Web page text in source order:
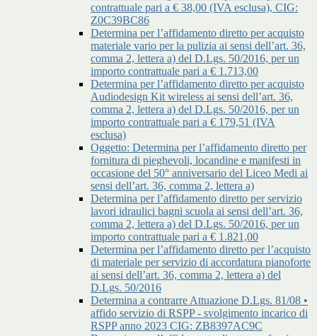
contrattuale pari a € 38,00 (IVA esclusa), CIG:
Z0C39BC86
Determina per l’affidamento diretto per acquisto
materiale vario per la pulizia ai sensi dell’art. 36,
comma 2, lettera a) del D.Lgs. 50/2016, per un
importo contrattuale pari a € 1.713,00
Determina per l’affidamento diretto per acquisto
Audiodesign Kit wireless ai sensi dell’art. 36,
comma 2, lettera a) del D.Lgs. 50/2016, per un
importo contrattuale pari a € 179,51 (IVA
esclusa)
Oggetto: Determina per l’affidamento diretto per
fornitura di pieghevoli, locandine e manifesti in
occasione del 50° anniversario del Liceo Medi ai
sensi dell’art. 36, comma 2, lettera a)
Determina per l’affidamento diretto per servizio
lavori idraulici bagni scuola ai sensi dell’art. 36,
comma 2, lettera a) del D.Lgs. 50/2016, per un
importo contrattuale pari a € 1.821,00
Determina per l’affidamento diretto per l’acquisto
di materiale per servizio di accordatura pianoforte
ai sensi dell’art. 36, comma 2, lettera a) del
D.Lgs. 50/2016
Determina a contrarre Attuazione D.Lgs. 81/08 •
affido servizio di RSPP - svolgimento incarico di
RSPP anno 2023 CIG: ZB8397AC9C